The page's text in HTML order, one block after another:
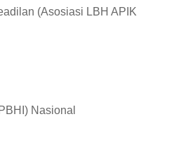
(Asosiasi LBH APIK
Nasional